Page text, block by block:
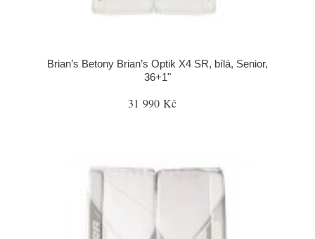
Brian’s Betony Brian’s Optik X4 SR, bílá, Senior,
36+1"
31 990 Kč